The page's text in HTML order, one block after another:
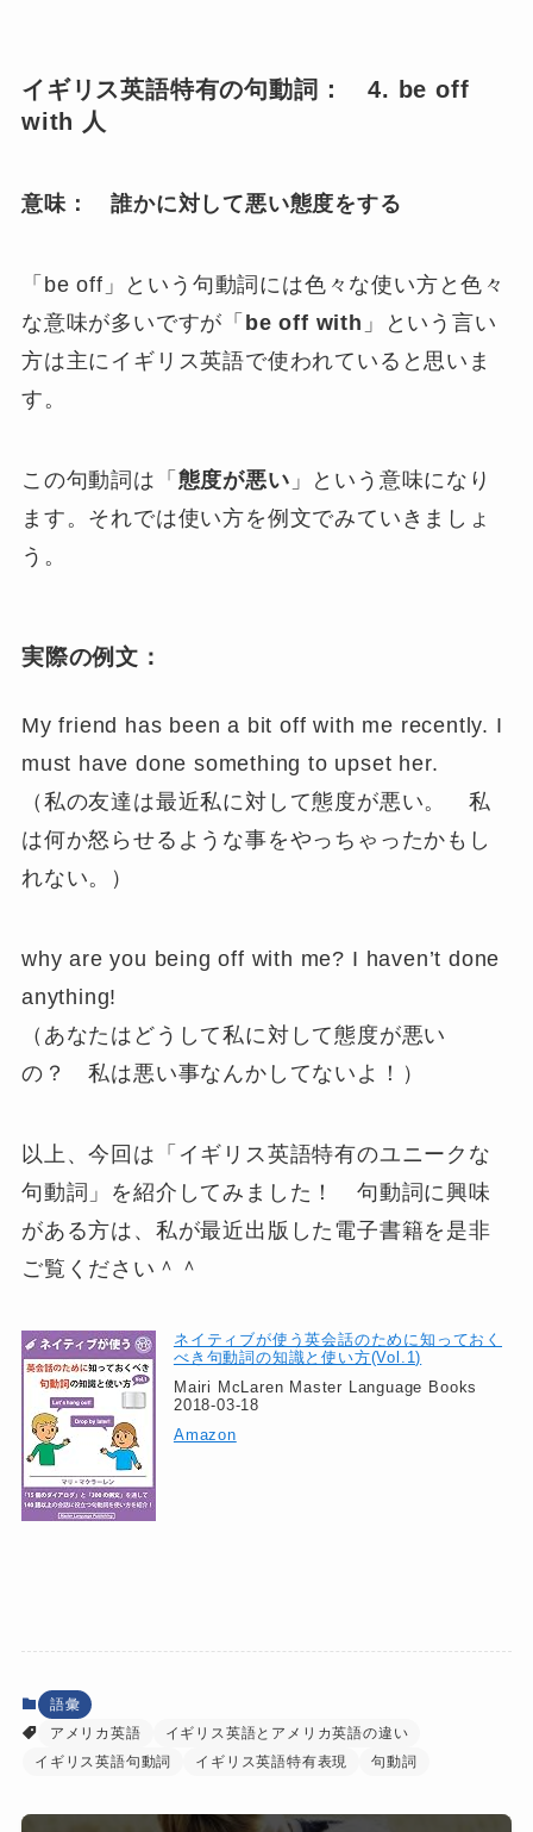
イギリス英語特有の句動詞： 4. be off
with 人
意味： 誰かに対して悪い態度をする
「be off」という句動詞には色々な使い方と色々
な意味が多いですが「 be off with 」という言い
方は主にイギリス英語で使われていると思いま
す。
この句動詞は「 態度が悪い 」という意味になり
ます。それでは使い方を例文でみていきましょ
う。
実際の例文：
My friend has been a bit off with me recently. I
must have done something to upset her.
（私の友達は最近私に対して態度が悪い。 私
は何か怒らせるような事をやっちゃったかもし
れない。）
why are you being off with me? I haven’t done
anything!
（あなたはどうして私に対して態度が悪い
の？ 私は悪い事なんかしてないよ！）
以上、今回は「イギリス英語特有のユニークな
句動詞」を紹介してみました！ 句動詞に興味
がある方は、私が最近出版した電子書籍を是非
ご覧ください＾＾
ネイティブが使う英会話のために知っておく
べき句動詞の知識と使い方(Vol.1)
Mairi McLaren Master Language Books
2018-03-18
Amazon
語彙
アメリカ英語
イギリス英語とアメリカ英語の違い
イギリス英語句動詞
イギリス英語特有表現 句動詞